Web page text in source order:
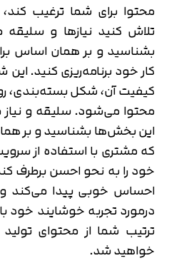
محتوا برای شما ترغیب
تلاش کنید نیازها و
بشناسید و بر همان اساس
کار خود برنامه‌ریزی کنید.
کیفیت آن، شکل بسته‌بندی،
محتوا می‌شود. سلیقه و نیاز
این بخش‌ها بشناسید و بر
که مشتری با استفاده از
خود را به نحو احسن برطرف
احساس خوبی پیدا می‌کند
درمورد تجربه خوشایند خود
ترتیب شما از محتوای
خواهید شد.
تایید کد
کد ارسال شده